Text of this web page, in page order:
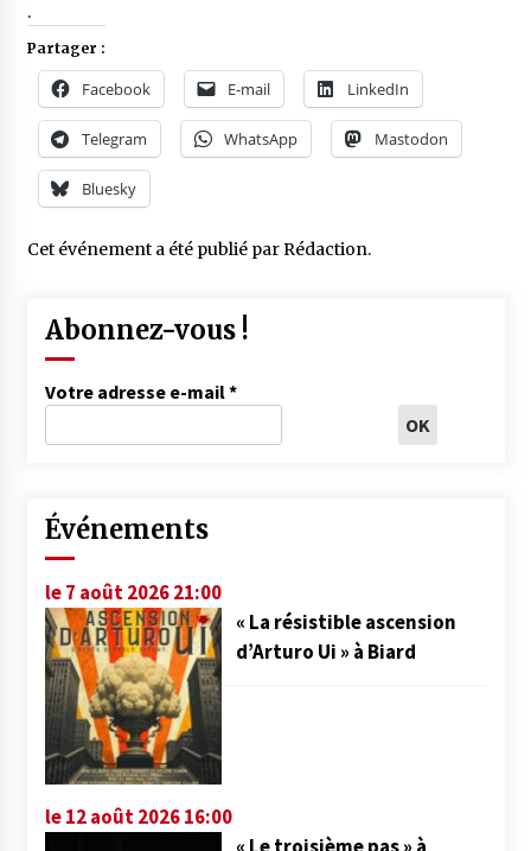
.
Partager :
Facebook E-mail LinkedIn
Telegram WhatsApp Mastodon
Bluesky
Cet événement a été publié parRédaction.
Abonnez-vous !
Votre adresse e-mail*
Événements
le 7 août 2026 21:00
« La résistible ascension
d’Arturo Ui » à Biard
le 12 août 2026 16:00